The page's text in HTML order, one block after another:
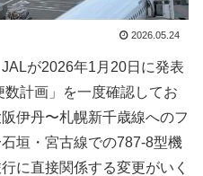
2026.05.24
が2026年1月20日に発表
計画」を一度確認してお
伊丹〜札幌新千歳線へのフ
垣・宮古線での787-8型機
に直接関係する変更がいく